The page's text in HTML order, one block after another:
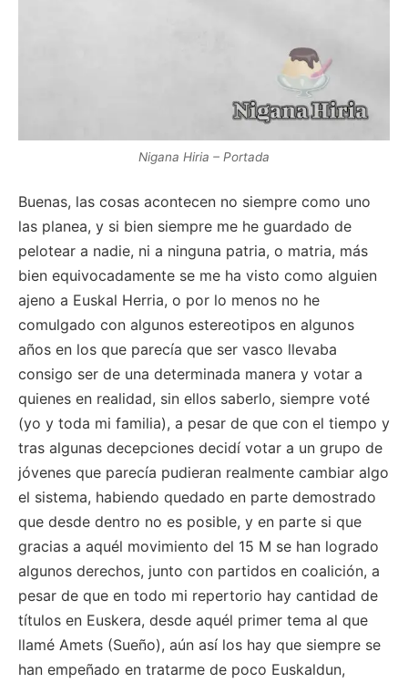
Nigana Hiria – Portada
Buenas, las cosas acontecen no siempre como uno
las planea, y si bien siempre me he guardado de
pelotear a nadie, ni a ninguna patria, o matria, más
bien equivocadamente se me ha visto como alguien
ajeno a Euskal Herria, o por lo menos no he
comulgado con algunos estereotipos en algunos
años en los que parecía que ser vasco llevaba
consigo ser de una determinada manera y votar a
quienes en realidad, sin ellos saberlo, siempre voté
(yo y toda mi familia), a pesar de que con el tiempo y
tras algunas decepciones decidí votar a un grupo de
jóvenes que parecía pudieran realmente cambiar algo
el sistema, habiendo quedado en parte demostrado
que desde dentro no es posible, y en parte si que
gracias a aquél movimiento del 15 M se han logrado
algunos derechos, junto con partidos en coalición, a
pesar de que en todo mi repertorio hay cantidad de
títulos en Euskera, desde aquél primer tema al que
llamé Amets (Sueño), aún así los hay que siempre se
han empeñado en tratarme de poco Euskaldun,